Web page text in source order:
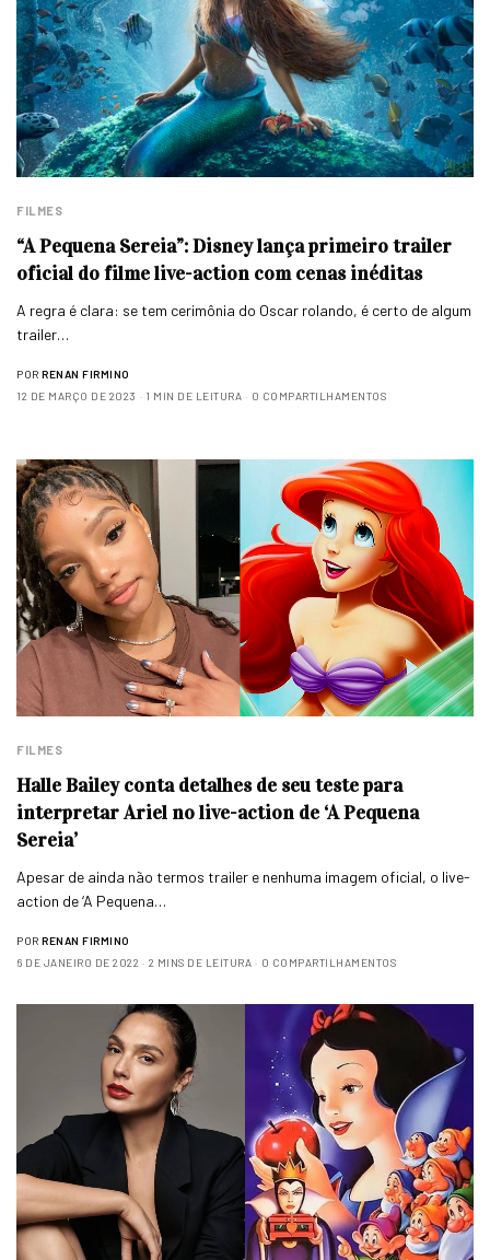
FILMES
“A Pequena Sereia”: Disney lança primeiro trailer
oficial do filme live-action com cenas inéditas
A regra é clara: se tem cerimônia do Oscar rolando, é certo de algum
trailer…
POR RENAN FIRMINO
12 DE MARÇO DE 2023
1 MIN DE LEITURA 0 COMPARTILHAMENTOS
FILMES
Halle Bailey conta detalhes de seu teste para
interpretar Ariel no live-action de ‘A Pequena
Sereia’
Apesar de ainda não termos trailer e nenhuma imagem oficial, o live-
action de ‘A Pequena…
POR RENAN FIRMINO
6 DE JANEIRO DE 2022
2 MINS DE LEITURA 0 COMPARTILHAMENTOS